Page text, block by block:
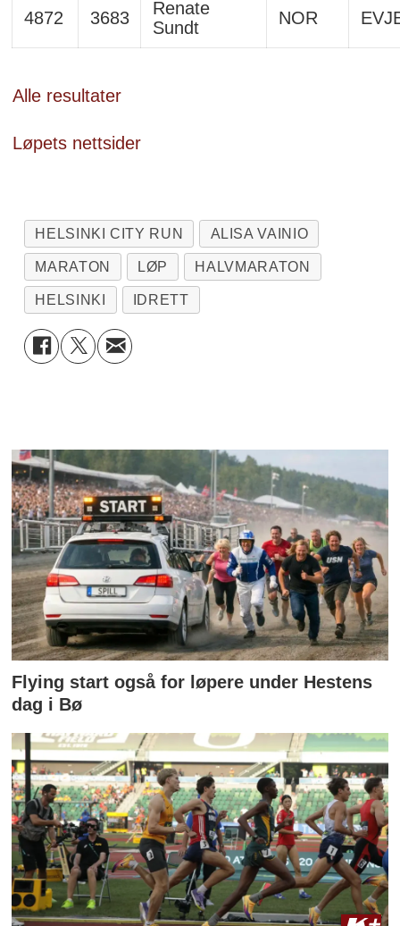
4872 3683
Renate
Sundt
NOR
Alle resultater
Løpets nettsider
HELSINKI CITY RUN ALISA VAINIO
MARATON LØP HALVMARATON
HELSINKI IDRETT
Flying start også for løpere under Hestens
dag i Bø